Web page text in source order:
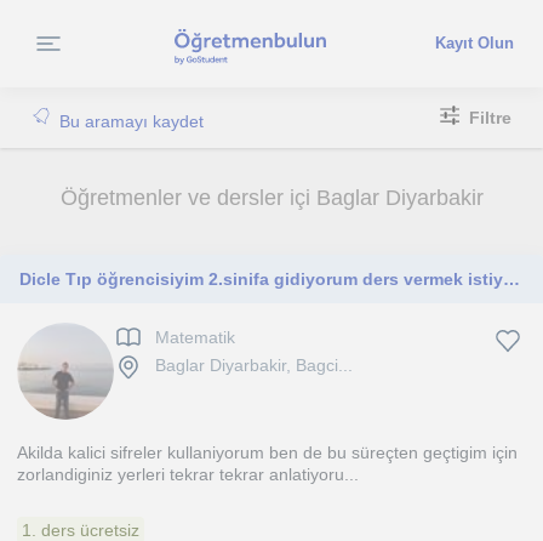
Kayıt Olun
Bu aramayı kaydet Filtre
Öğretmenler ve dersler içi Baglar Diyarbakir
Dicle Tıp öğrencisiyim 2.sinifa gidiyorum ders vermek istiyorum
Matematik
Baglar Diyarbakir, Bagci...
Akilda kalici sifreler kullaniyorum ben de bu süreçten geçtigim için
zorlandiginiz yerleri tekrar tekrar anlatiyoru...
1. ders ücretsiz